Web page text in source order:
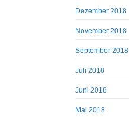
Dezember 2018
November 2018
September 2018
Juli 2018
Juni 2018
Mai 2018